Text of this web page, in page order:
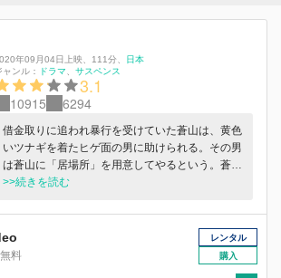
年09月04日上映 111分
日本
ャンル：
ドラマ サスペンス
3.1
10915 6294
借金取りに追われ暴行を受けていた蒼山は、黄色
いツナギを着たヒゲ面の男に助けられる。その男
は蒼山に「居場所」を用意してやるという。蒼山
のことを“デュード”と呼ぶその男に誘われ辿り着
>>続きを読む
料
レンタル
購入